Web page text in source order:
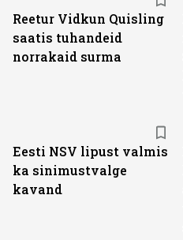
Reetur Vidkun Quisling
saatis tuhandeid
norrakaid surma
Eesti NSV lipust valmis
ka sinimustvalge
kavand